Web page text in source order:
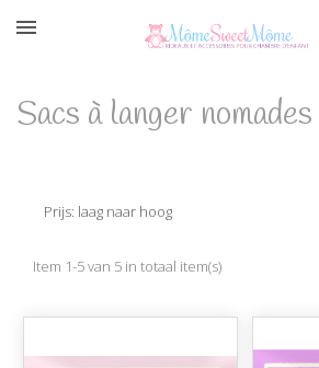

Sacs à langer nomades
Prijs: laag naar hoog
Item 1-5 van 5 in totaal item(s)